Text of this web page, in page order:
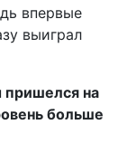
впервые
выиграл
пришелся на
больше